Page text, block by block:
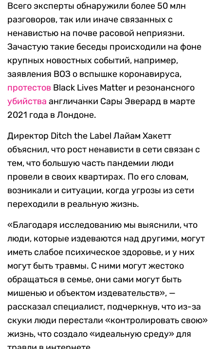
Всего эксперты обнаружили более 50 млн
разговоров, так или иначе связанных с
ненавистью на почве расовой неприязни.
Зачастую такие беседы происходили на фоне
крупных новостных событий, например,
заявления ВОЗ о вспышке коронавируса,
протестов Black Lives Matter и резонансного
убийства англичанки Сары Эверард в марте
2021 года в Лондоне.
Директор Ditch the Label Лайам Хакетт
объяснил, что рост ненависти в сети связан с
тем, что большую часть пандемии люди
провели в своих квартирах. По его словам,
возникали и ситуации, когда угрозы из сети
переходили в реальную жизнь.
«Благодаря исследованию мы выяснили, что
люди, которые издеваются над другими, могут
иметь слабое психическое здоровье, и у них
могут быть травмы. С ними могут жестоко
обращаться в семье, они сами могут быть
мишенью и объектом издевательств», —
рассказал специалист, подчеркнув, что из-за
скуки люди перестали «контролировать свою»
жизнь, что создало «идеальную среду» для